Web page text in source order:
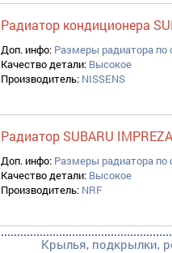
Радиатор кондиционера
Доп. инфо: Размеры радиатора по
Качество детали: Высокое
Производитель: NISSENS
Радиатор SUBARU
Доп. инфо: Размеры радиатора по
Качество детали: Высокое
Производитель: NRF
Крылья, подкрылки,